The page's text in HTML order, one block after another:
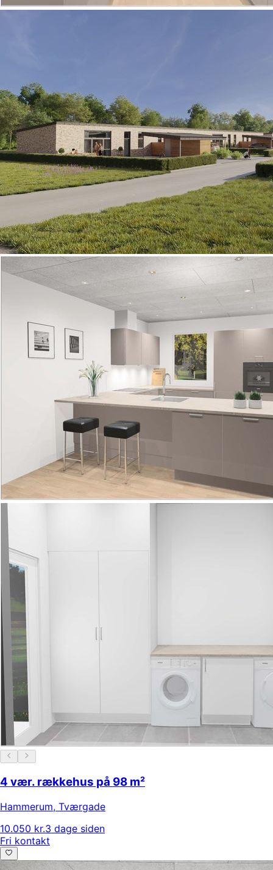
4 vær. rækkehus på 98 m²
Hammerum, Tværgade
10.050 kr.3 dage siden
Fri kontakt